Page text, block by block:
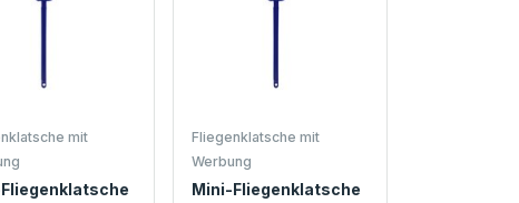
mit
Fliegenklatsche mit
Werbung
Mini-Fliegenklatsche